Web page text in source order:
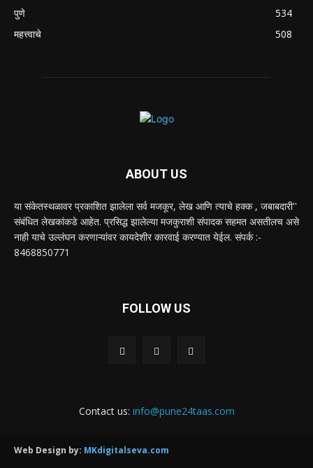
पुणे
534
महत्त्वाचे
508
ABOUT US
या संकेतस्थळावर प्रकाशित झालेला सर्व मजकूर, लेख आणि त्याचे हक्क , जबाबदारी''
संबंधित लेखकांकडे आहेत. प्रसिद्ध झालेल्या मजकुराशी संपादक सहमत असतीलच असे
नाही याचे उल्लंघन करणाऱ्यांवर कायदेशीर कारवाई करण्यात येईल. संपर्क :-
8468850771
FOLLOW US
Contact us: info@pune24taas.com
Web Design by: MKdigitalseva.com